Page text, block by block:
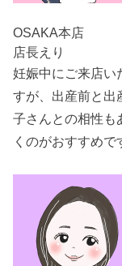
OSAKA本店
店長えり
妊娠中にご来店い
すが、出産前と出
子さんとの相性も
くのがおすすめで